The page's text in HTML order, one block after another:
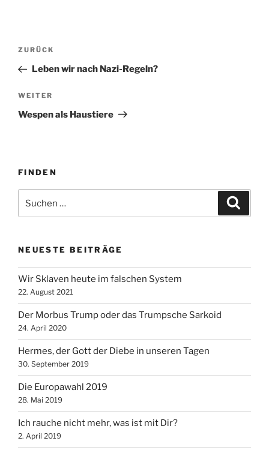
Beitragsnavigation
Vorheriger
Beitrag
ZURÜCK
Leben wir nach Nazi-Regeln?
Nächster
Beitrag
WEITER
Wespen als Haustiere
FINDEN
nach:
NEUESTE BEITRÄGE
Wir Sklaven heute im falschen System
22. August 2021
Der Morbus Trump oder das Trumpsche Sarkoid
24. April 2020
Hermes, der Gott der Diebe in unseren Tagen
30. September 2019
Die Europawahl 2019
28. Mai 2019
Ich rauche nicht mehr, was ist mit Dir?
2. April 2019